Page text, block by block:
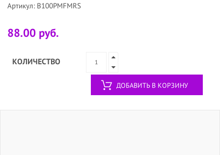
Артикул: B100PMFMRS
88.00 руб.
КОЛИЧЕСТВО
ДОБАВИТЬ В КОРЗИНУ